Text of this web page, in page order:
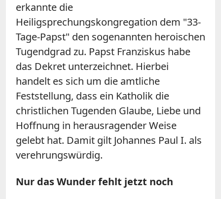
erkannte die
Heiligsprechungskongregation dem "33-
Tage-Papst" den sogenannten heroischen
Tugendgrad zu. Papst Franziskus habe
das Dekret unterzeichnet. Hierbei
handelt es sich um die amtliche
Feststellung, dass ein Katholik die
christlichen Tugenden Glaube, Liebe und
Hoffnung in herausragender Weise
gelebt hat. Damit gilt Johannes Paul I. als
verehrungswürdig.
Nur das Wunder fehlt jetzt noch